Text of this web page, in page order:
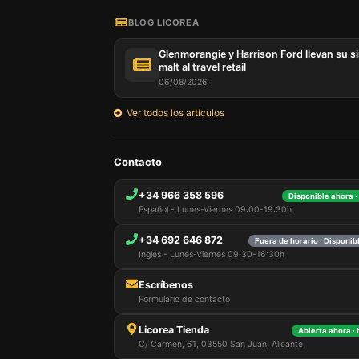
BLOG LICOREA
Glenmorangie y Harrison Ford llevan su
malt al travel retail
06/08/2026
Ver todos los artículos
Contacto
+34 966 358 596 Disponible ahora
Español - Lunes-Viernes 09:00-19:30h
+34 692 646 872 Fuera de horario ·
Inglés - Lunes-Viernes 09:30-16:30h
Escríbenos
Formulario de contacto
Licorea Tienda Abierta ahora ·
C/ Carmen, 61, 03550 San Juan, Alicante
por
que
para
carrito